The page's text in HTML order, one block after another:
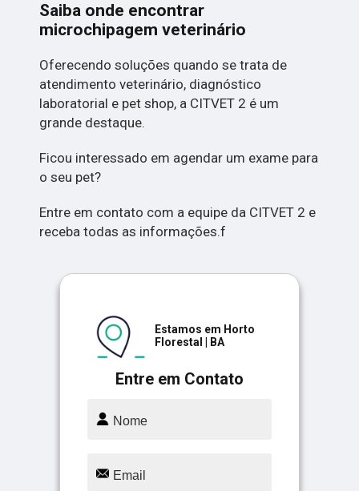
Saiba onde encontrar
microchipagem veterinário
Oferecendo soluções quando se trata de
atendimento veterinário, diagnóstico
laboratorial e pet shop, a CITVET 2 é um
grande destaque.
Ficou interessado em agendar um exame para
o seu pet?
Entre em contato com a equipe da CITVET 2 e
receba todas as informações.f
Entre em Contato
Estamos em Horto
Florestal | BA